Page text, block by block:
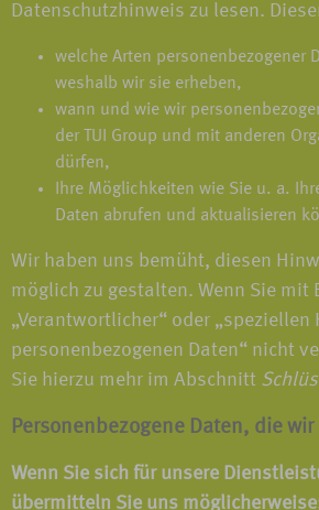
Datenschutzhinweis zu lesen.
welche Arten personenbezogener
weshalb wir sie erheben,
wann und wie wir
der TUI Group und mit anderen
dürfen,
Ihre Möglichkeiten wie Sie u. a.
Daten abrufen und aktualisieren
Wir haben uns bemüht, diesen
möglich zu gestalten. Wenn Sie mit
„Verantwortlicher“ oder „speziellen
personenbezogenen Daten“ nicht
Sie hierzu mehr im Abschnitt
Personenbezogene Daten, die
Wenn Sie sich für unsere
übermitteln Sie uns